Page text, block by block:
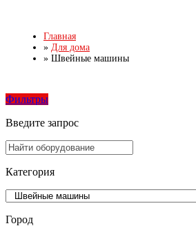
Главная
» Для дома
» Швейные машины
Фильтры
Введите запрос
Категория
Город